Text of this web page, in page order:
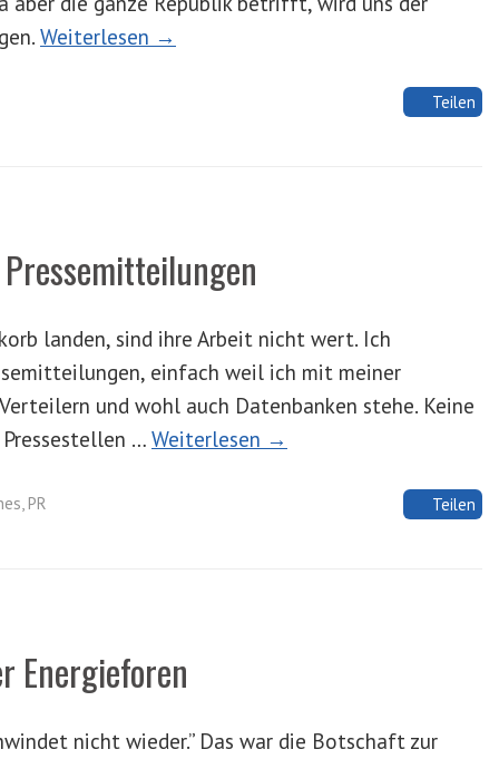
Weiterlesen →
Teilen
landen, sind ihre Arbeit nicht wert. Ich
einfach weil ich mit meiner
und wohl auch Datenbanken stehe. Keine
…Weiterlesen →
, PR Teilen
Energieforen
nicht wieder.” Das war die Botschaft zur